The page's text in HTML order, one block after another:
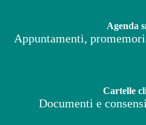
Agenda
Appuntamenti,
Cartelle
Documenti e